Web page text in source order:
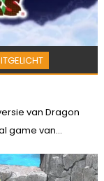
van Dragon
game van...